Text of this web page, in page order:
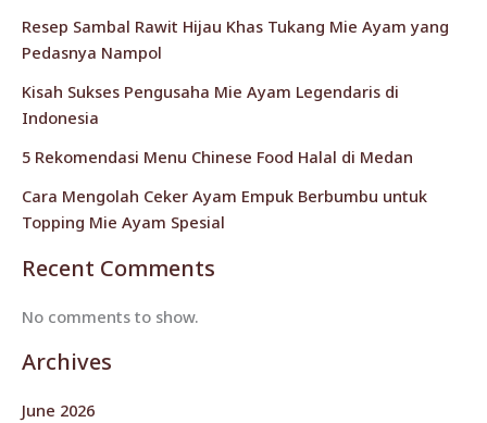
Resep Sambal Rawit Hijau Khas Tukang Mie Ayam yang
Pedasnya Nampol
Kisah Sukses Pengusaha Mie Ayam Legendaris di
Indonesia
5 Rekomendasi Menu Chinese Food Halal di Medan
Cara Mengolah Ceker Ayam Empuk Berbumbu untuk
Topping Mie Ayam Spesial
Recent Comments
No comments to show.
Archives
June 2026